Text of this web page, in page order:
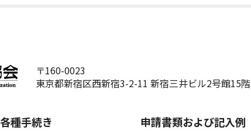
〒160-0023
東京都新宿区西新宿3-2-11 新宿三井ビル2号館15階
各種手続き 申請書類および記入例